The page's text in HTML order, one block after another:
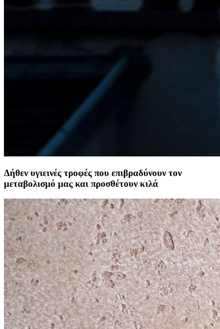
Δήθεν υγιεινές τροφές που επιβραδύνουν τον
μεταβολισμό μας και προσθέτουν κιλά